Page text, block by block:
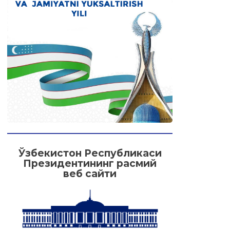
Ўзбекистон Республикаси
Президентининг расмий
веб сайти